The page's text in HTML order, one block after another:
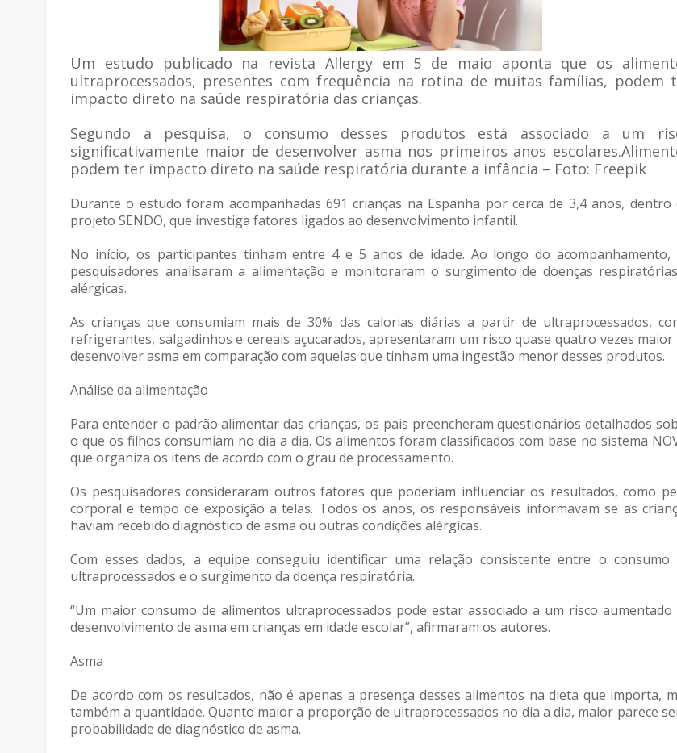
Um estudo publicado na revista Allergy em 5 de maio aponta que os
ultraprocessados, presentes com frequência na rotina de muitas famílias, podem
impacto direto na saúde respiratória das crianças.
Segundo a pesquisa, o consumo desses produtos está associado a um
significativamente maior de desenvolver asma nos primeiros anos escolares.
podem ter impacto direto na saúde respiratória durante a infância – Foto: Freepik
Durante o estudo foram acompanhadas 691 crianças na Espanha por cerca de 3,4 anos, dentro
projeto SENDO, que investiga fatores ligados ao desenvolvimento infantil.
No início, os participantes tinham entre 4 e 5 anos de idade. Ao longo do acompanhamento,
pesquisadores analisaram a alimentação e monitoraram o surgimento de doenças
alérgicas.
As crianças que consumiam mais de 30% das calorias diárias a partir de ultraprocessados,
refrigerantes, salgadinhos e cereais açucarados, apresentaram um risco quase quatro vezes maior
desenvolver asma em comparação com aquelas que tinham uma ingestão menor desses produtos.
Análise da alimentação
Para entender o padrão alimentar das crianças, os pais preencheram questionários detalhados
o que os filhos consumiam no dia a dia. Os alimentos foram classificados com base no sistema
que organiza os itens de acordo com o grau de processamento.
Os pesquisadores consideraram outros fatores que poderiam influenciar os resultados, como
corporal e tempo de exposição a telas. Todos os anos, os responsáveis informavam se as
haviam recebido diagnóstico de asma ou outras condições alérgicas.
Com esses dados, a equipe conseguiu identificar uma relação consistente entre o consumo
ultraprocessados e o surgimento da doença respiratória.
“Um maior consumo de alimentos ultraprocessados pode estar associado a um risco aumentado
desenvolvimento de asma em crianças em idade escolar”, afirmaram os autores.
Asma
De acordo com os resultados, não é apenas a presença desses alimentos na dieta que importa,
também a quantidade. Quanto maior a proporção de ultraprocessados no dia a dia, maior parece
probabilidade de diagnóstico de asma.